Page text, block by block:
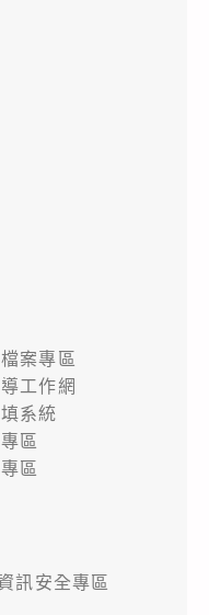
案專區
工作網
系統
區
區
訊安全專區